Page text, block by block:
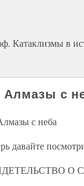
Катаклизмы в
Алмазы с
с неба
давайте
О